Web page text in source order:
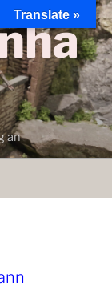
an
Translate »